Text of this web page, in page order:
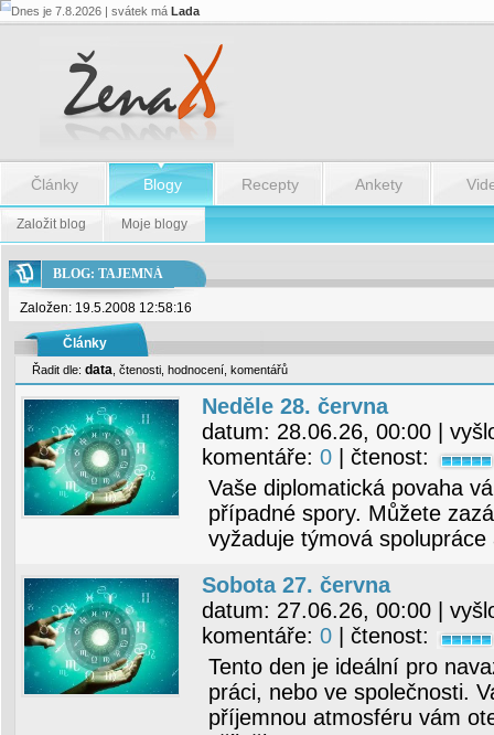
Dnes je 7.8.2026 | svátek má Lada
Články Blogy Recepty Ankety
Založit blog Moje blogy
BLOG: TAJEMNÁ
Založen: 19.5.2008 12:58:16
Články
Řadit dle: data čtenosti hodnocení komentářů
Neděle 28. června
datum: 28.06.26, 00:00 |
komentáře: 0 | čtenost:
Vaše diplomatická povaha
případné spory. Můžete
vyžaduje týmová
Sobota 27. června
datum: 27.06.26, 00:00 |
komentáře: 0 | čtenost:
Tento den je ideální pro
práci, nebo ve společnosti.
příjemnou atmosféru vám